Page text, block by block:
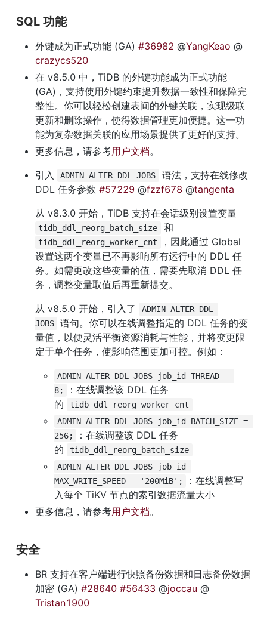
SQL 功能
外键成为正式功能 (GA) #36982 @YangKeao @
crazycs520
在 v8.5.0 中，TiDB 的外键功能成为正式功能
(GA)，支持使用外键约束提升数据一致性和保障完
整性。你可以轻松创建表间的外键关联，实现级联
更新和删除操作，使得数据管理更加便捷。这一功
能为复杂数据关联的应用场景提供了更好的支持。
更多信息，请参考用户文档。
引入
ADMIN ALTER DDL JOBS
语法，支持在线修改
DDL 任务参数 #57229 @fzzf678 @tangenta
从 v8.3.0 开始，TiDB 支持在会话级别设置变量
tidb_ddl_reorg_batch_size 和
tidb_ddl_reorg_worker_cnt
，因此通过 Global
设置这两个变量已不再影响所有运行中的 DDL 任
务。如需更改这些变量的值，需要先取消 DDL 任
务，调整变量取值后再重新提交。
从 v8.5.0 开始，引入了
ADMIN ALTER DDL
JOBS
语句。你可以在线调整指定的 DDL 任务的变
量值，以便灵活平衡资源消耗与性能，并将变更限
定于单个任务，使影响范围更加可控。例如：
ADMIN ALTER DDL JOBS job_id THREAD =
8;
：在线调整该 DDL 任务
的
tidb_ddl_reorg_worker_cnt
ADMIN ALTER DDL JOBS job_id BATCH_SIZE =
256;
：在线调整该 DDL 任务
的
tidb_ddl_reorg_batch_size
ADMIN ALTER DDL JOBS job_id
MAX_WRITE_SPEED = '200MiB';
：在线调整写
入每个 TiKV 节点的索引数据流量大小
更多信息，请参考用户文档。
安全
BR 支持在客户端进行快照备份数据和日志备份数据
加密 (GA) #28640 #56433 @joccau @
Tristan1900